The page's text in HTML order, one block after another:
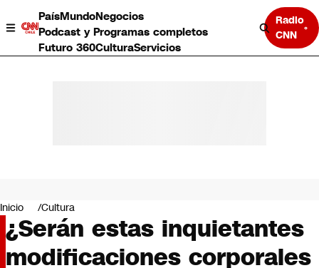
PaísMundoNegocios
Podcast y Programas completos
Futuro 360CulturaServicios
Radio
CNN
Negocios
Deportes
Programas completos
Cultura
Inicio Cultura
¿Serán estas inquietantes
modificaciones corporales